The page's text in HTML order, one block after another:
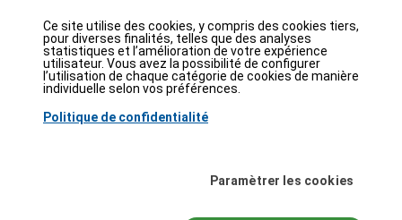
tesweb SA
Database
Partners
GDPR Contact Purchase
des vulnérabilités activement exploitées (KEV) provient de laCybersecurity
. Enfin, les données relatives aux faiblesses logicielles
Ce site utilise des cookies, y compris des cookies tiers,
pour diverses finalités, telles que des analyses
statistiques et l’amélioration de votre expérience
utilisateur. Vous avez la possibilité de configurer
l’utilisation de chaque catégorie de cookies de manière
individuelle selon vos préférences.
Politique de confidentialité
Paramètrer les cookies